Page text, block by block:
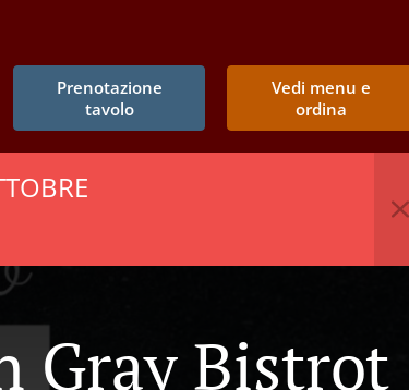
Prenotazione
tavolo
Vedi menu e
ordina
Gray Bistrot